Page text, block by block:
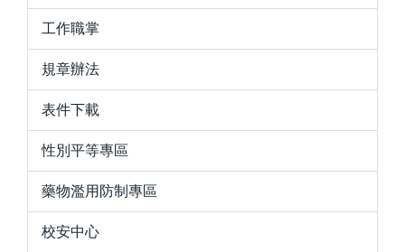
工作職掌
規章辦法
表件下載
性別平等專區
藥物濫用防制專區
校安中心